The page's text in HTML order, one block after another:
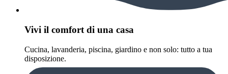
Vivi il comfort di una casa
Cucina, lavanderia, piscina, giardino e non solo: tutto a tua
disposizione.